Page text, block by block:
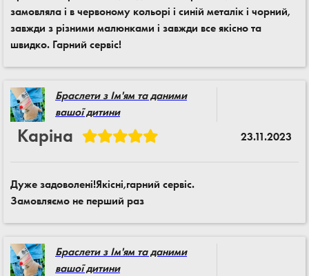
замовляла і в червоному кольорі і синій металік і чорний,
завжди з різними малюнками і завжди все якісно та
швидко. Гарний сервіс!
Браслети з Ім'ям та даними
вашої дитини
Каріна 23.11.2023
Дуже задоволені!Якісні,гарний сервіс.
Замовляємо не перший раз
Браслети з Ім'ям та даними
вашої дитини